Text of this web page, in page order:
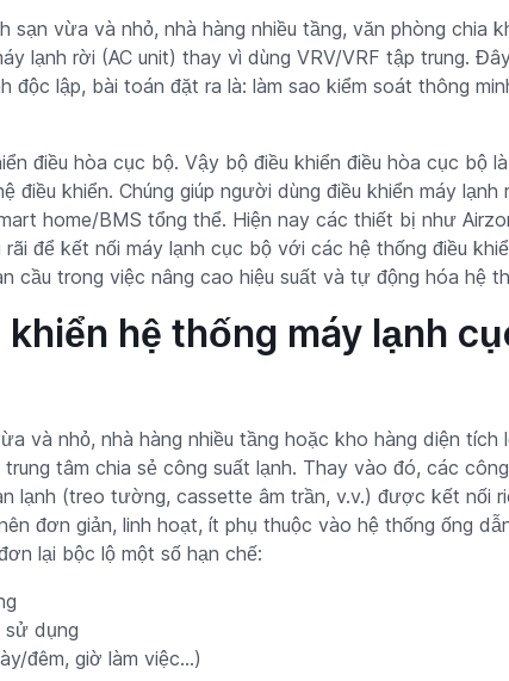
sạn vừa và nhỏ, nhà hàng nhiều tầng, văn phòng chia
lạnh rời (AC unit) thay vì dùng VRV/VRF tập trung.
độc lập, bài toán đặt ra là: làm sao kiểm soát thông
điều hòa cục bộ. Vậy bộ điều khiển điều hòa cục bộ
điều khiển. Chúng giúp người dùng điều khiển máy
home/BMS tổng thể. Hiện nay các thiết bị như
để kết nối máy lạnh cục bộ với các hệ thống điều
cầu trong việc nâng cao hiệu suất và tự động hóa hệ
hệ thống máy lạnh
và nhỏ, nhà hàng nhiều tầng hoặc kho hàng diện tích
tâm chia sẻ công suất lạnh. Thay vào đó, các
lạnh (treo tường, cassette âm trần, v.v.) được kết nối
đơn giản, linh hoạt, ít phụ thuộc vào hệ thống ống
lại bộc lộ một số hạn chế:
sử dụng
đêm, giờ làm việc…)